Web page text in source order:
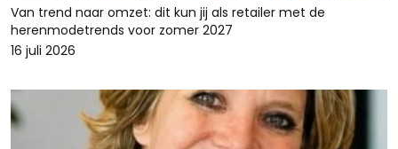
Van trend naar omzet: dit kun jij als retailer met de
herenmodetrends voor zomer 2027
16 juli 2026